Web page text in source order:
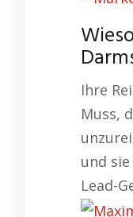
Ihre
Muss,
und
Lead-